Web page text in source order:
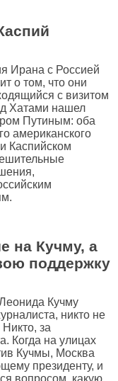
Ирана с Россией
о том, что они
с визитом
Хатами нашел
Путиным: оба
американского
Каспийском
на Кучму, а
поддержку
Кучму
никто не
за
Когда на улицах
Кучмы, Москва
президенту, и
вопросом, какую